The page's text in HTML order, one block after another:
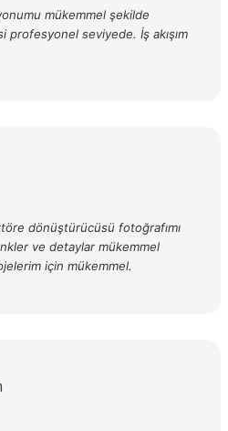
mükemmel şekilde
seviyede. İş akışım
dönüştürücüsü fotoğrafımı
ve detaylar mükemmel
için mükemmel.